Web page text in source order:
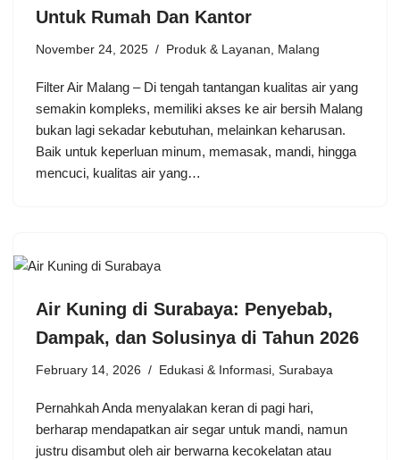
Untuk Rumah Dan Kantor
November 24, 2025 Produk & Layanan, Malang
Filter Air Malang – Di tengah tantangan kualitas air yang
semakin kompleks, memiliki akses ke air bersih Malang
bukan lagi sekadar kebutuhan, melainkan keharusan.
Baik untuk keperluan minum, memasak, mandi, hingga
mencuci, kualitas air yang…
Air Kuning di Surabaya: Penyebab,
Dampak, dan Solusinya di Tahun 2026
February 14, 2026 Edukasi & Informasi, Surabaya
Pernahkah Anda menyalakan keran di pagi hari,
berharap mendapatkan air segar untuk mandi, namun
justru disambut oleh air berwarna kecokelatan atau